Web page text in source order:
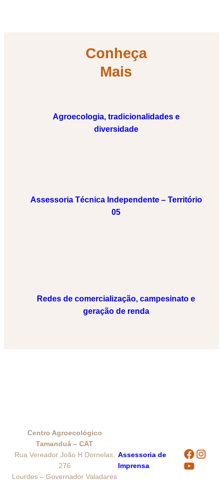
Conheça
Mais
Agroecologia, tradicionalidades e
diversidade
Assessoria Técnica Independente – Território
05
Redes de comercialização, campesinato e
geração de renda
Centro Agroecológico
Tamanduá – CAT
Rua Vereador João H Dornelas,
276
Lourdes – Governador Valadares
Assessoria de
Imprensa